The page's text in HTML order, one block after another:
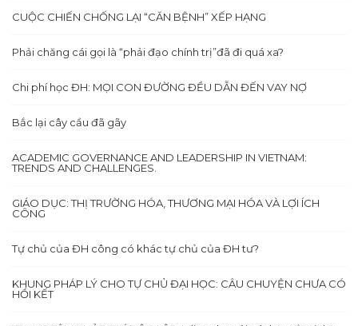
CUỘC CHIẾN CHỐNG LẠI “CĂN BỆNH” XẾP HẠNG
Phải chăng cái gọi là “phải đạo chính trị”đã đi quá xa?
Chi phí học ĐH: MỌI CON ĐƯỜNG ĐỀU DẪN ĐẾN VAY NỢ
Bắc lại cây cầu đã gãy
ACADEMIC GOVERNANCE AND LEADERSHIP IN VIETNAM:
TRENDS AND CHALLENGES.
GIÁO DỤC: THỊ TRƯỜNG HÓA, THƯƠNG MẠI HÓA VÀ LỢI ÍCH
CÔNG
Tự chủ của ĐH công có khác tự chủ của ĐH tư?
KHUNG PHÁP LÝ CHO TỰ CHỦ ĐẠI HỌC: CÂU CHUYỆN CHƯA CÓ
HỒI KẾT